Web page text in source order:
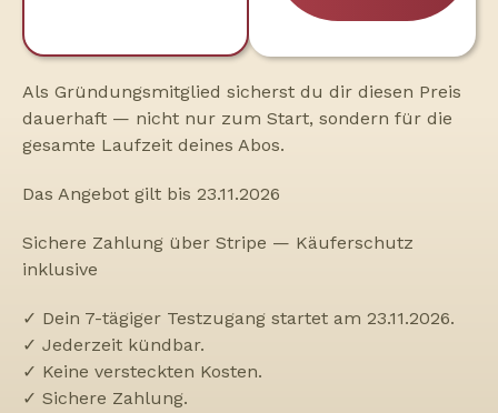
Als Gründungsmitglied sicherst du dir diesen Preis
dauerhaft — nicht nur zum Start, sondern für die
gesamte Laufzeit deines Abos.
Das Angebot gilt bis 23.11.2026
Sichere Zahlung über Stripe — Käuferschutz
inklusive
✓ Dein 7-tägiger Testzugang startet am 23.11.2026.
✓ Jederzeit kündbar.
✓ Keine versteckten Kosten.
✓ Sichere Zahlung.